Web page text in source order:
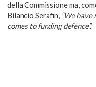
della Commissione ma,
Bilancio Serafin, “We
comes to funding defence”.